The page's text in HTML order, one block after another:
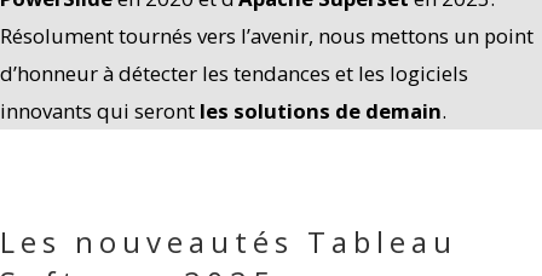
Résolument tournés vers l’avenir, nous mettons un point
d’honneur à détecter les tendances et les logiciels
innovants qui seront les solutions de demain.
Les nouveautés Tableau